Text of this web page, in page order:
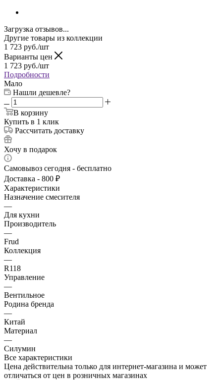
Загрузка отзывов...
Другие товары из коллекции
1 723 руб./шт
Варианты цен
1 723 руб./шт
Подробности
Мало
Нашли дешевле?
В корзину
Купить в 1 клик
Рассчитать доставку
Хочу в подарок
Самовывоз сегодня - бесплатно
Доставка - 800 ₽
Характеристики
Назначение смесителя
—
Для кухни
Производитель
—
Frud
Коллекция
—
R118
Управление
—
Вентильное
Родина бренда
—
Китай
Материал
—
Силумин
Все характеристики
Цена действительна только для интернет-магазина и может
отличаться от цен в розничных магазинах